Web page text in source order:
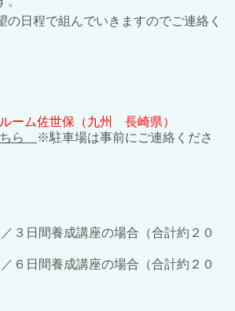
の日程で組んでいきますのでご連絡く
ーム佐世保（九州 長崎県）
ちら
※駐車場は事前にご連絡くださ
３日間養成講座の場合（合計約２０
／６ 日 間養成講座の場合（合計約２０